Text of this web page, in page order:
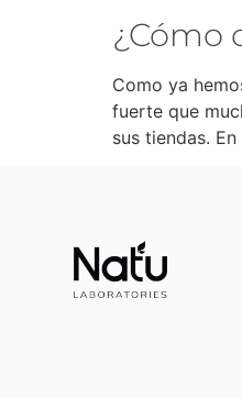
¿Cómo
Como ya
fuerte que
sus tiendas.